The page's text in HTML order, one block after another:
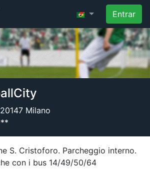
Entrar
Milano
S. Cristoforo. Parcheggio interno.
con i bus 14/49/50/64